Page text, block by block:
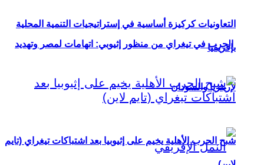
الحرب في تيغراي من منظور إثيوبي: اتهامات لمصر وتهديد
لإريتريا والسودان
التعاونيات كركيزة أساسية في إستراتيجيات التنمية المحلية
بإفريقيا
شبح الحرب الأهلية يخيم على إثيوبيا بعد اشتباكات تيغراي (تايم